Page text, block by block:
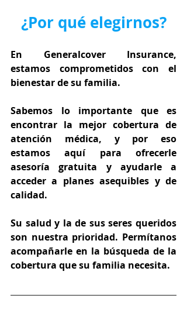
¿Por qué elegirnos?
En Generalcover Insurance,
estamos comprometidos con el
bienestar de su familia.
Sabemos lo importante que es
encontrar la mejor cobertura de
atención médica, y por eso
estamos aquí para ofrecerle
asesoría gratuita y ayudarle a
acceder a planes asequibles y de
calidad.
Su salud y la de sus seres queridos
son nuestra prioridad. Permítanos
acompañarle en la búsqueda de la
cobertura que su familia necesita.